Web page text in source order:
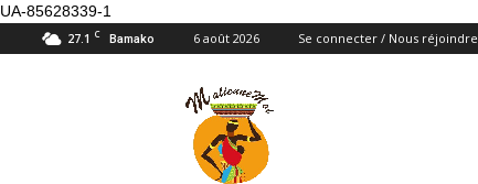
UA-85628339-1
27.1 C Bamako 6 août 2026 Se connecter / Nous réjoindre
Maliennemoi